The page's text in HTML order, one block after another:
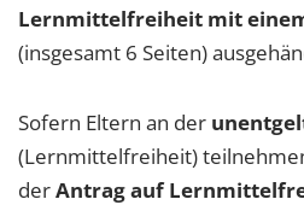
Lernmittelfreiheit mit
(insgesamt 6 Seiten)
Sofern Eltern an der
(Lernmittelfreiheit)
derAntrag auf